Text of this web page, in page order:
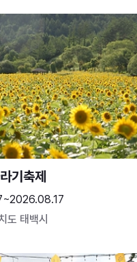
기축제
도 태백시